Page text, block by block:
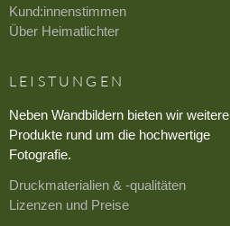
Kund:innenstimmen
Über Heimatlichter
LEISTUNGEN
Neben Wandbildern bieten wir weitere
Produkte rund um die hochwertige
Fotografie.
Druckmaterialien & -qualitäten
Lizenzen und Preise